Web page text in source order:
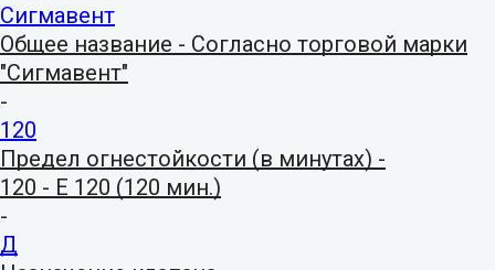
Сигмавент
Общее название - Согласно торговой марки
"Сигмавент"
-
120
Предел огнестойкости (в минутах) -
120 - E 120 (120 мин.)
-
Д